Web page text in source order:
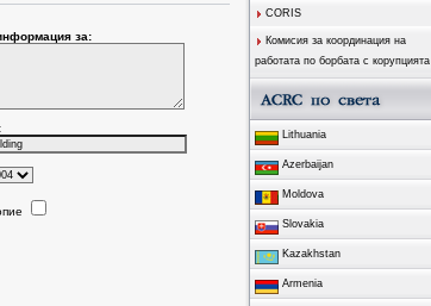
за:
CORIS
Комисия за координация на
работата по борбата с корупцията
Lithuania
Azerbaijan
Moldova
Slovakia
Kazakhstan
Armenia